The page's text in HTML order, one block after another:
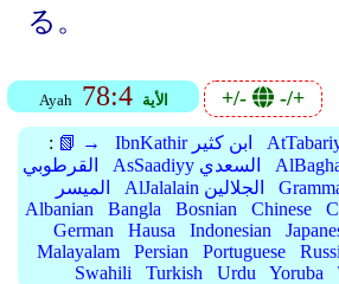
る。
Ayah 78:4 الأية +/- -/+
: 📗 → IbnKathir ابن كثير
القرطوبي
AsSaadiyy السعدي
الميسر
AlJalalain الجلالين
Albanian
Bangla Bosnian Chinese
German
Hausa Indonesian
Malayalam
Persian Portuguese
Swahili
Turkish Urdu Yoruba